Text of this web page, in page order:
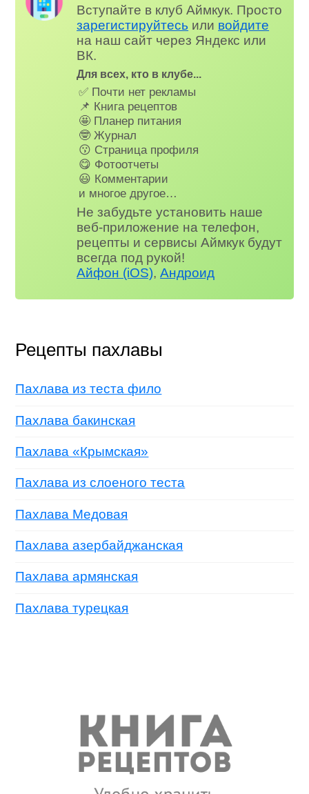
Вступайте в клуб Аймкук. Просто
зарегистируйтесь или войдите
на наш сайт через Яндекс или
ВК.
Для всех, кто в клубе...
✅ Почти нет рекламы
📌 Книга рецептов
🤩 Планер питания
🤓 Журнал
😗 Страница профиля
😋 Фотоотчеты
😃 Комментарии
и многое другое…
Не забудьте установить наше
веб-приложение на телефон,
рецепты и сервисы Аймкук будут
всегда под рукой!
Айфон (iOS),Андроид
Рецепты пахлавы
Пахлава из теста фило
Пахлава бакинская
Пахлава «Крымская»
Пахлава из слоеного теста
Пахлава Медовая
Пахлава азербайджанская
Пахлава армянская
Пахлава турецкая